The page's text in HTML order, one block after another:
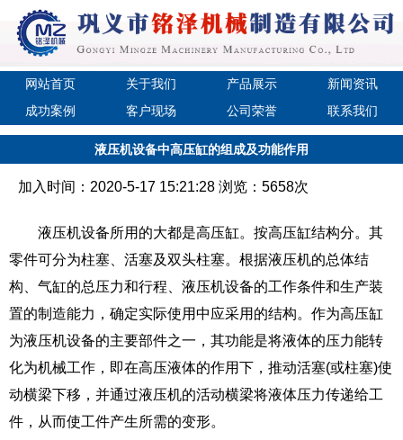
网站首页 关于我们 产品展示
新闻资讯
成功案例
客户现场 公司荣誉 联系我们
液压机设备中高压缸的组成及功能作用
加入时间：2020-5-17 15:21:28 浏览：5658次
液压机设备所用的大都是高压缸。按高压缸结构分。其
零件可分为柱塞、活塞及双头柱塞。根据液压机的总体结
构、气缸的总压力和行程、液压机设备的工作条件和生产装
置的制造能力，确定实际使用中应采用的结构。作为高压缸
为液压机设备的主要部件之一，其功能是将液体的压力能转
化为机械工作，即在高压液体的作用下，推动活塞(或柱塞)使
动横梁下移，并通过液压机的活动横梁将液体压力传递给工
件，从而使工件产生所需的变形。